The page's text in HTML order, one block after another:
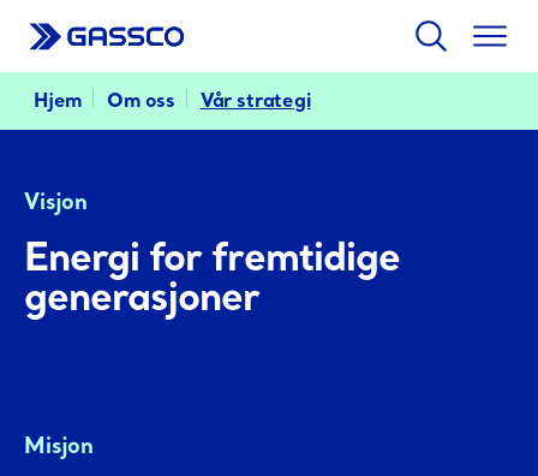
Søk
Hjem Om oss Vår strategi
Visjon
Energi for fremtidige
generasjoner
Misjon